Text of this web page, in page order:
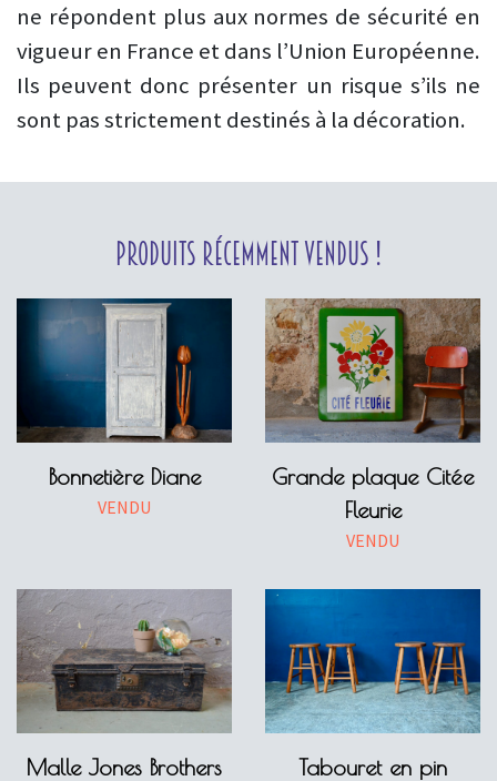
ne répondent plus aux normes de sécurité en
vigueur en France et dans l’Union Européenne.
Ils peuvent donc présenter un risque s’ils ne
sont pas strictement destinés à la décoration.
Produits récemment vendus !
Bonnetière Diane
VENDU
Grande plaque Citée
Fleurie
VENDU
Malle Jones Brothers
Tabouret en pin